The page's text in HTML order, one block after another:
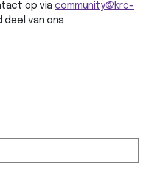
op via community@krc-
deel van ons